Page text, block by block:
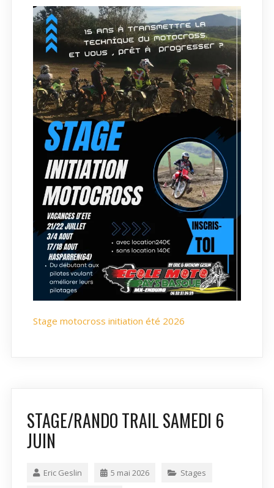
Stage motocross initiation été 2026
STAGE/RANDO TRAIL SAMEDI 6
JUIN
Eric Geslin 5 mai 2026 Stages